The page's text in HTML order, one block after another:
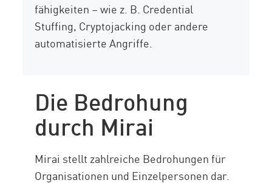
fähigkeiten – wie z. B. Credential
Stuffing, Cryptojacking oder andere
automatisierte Angriffe.
Die Bedrohung
durch Mirai
Mirai stellt zahlreiche Bedrohungen für
Organisationen und Einzelpersonen dar.